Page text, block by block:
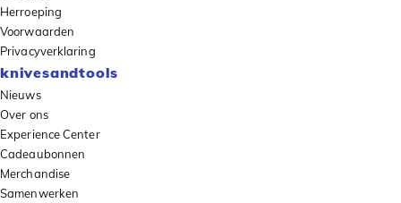
Herroeping
Voorwaarden
Privacyverklaring
knivesandtools
Nieuws
Over ons
Experience Center
Cadeaubonnen
Merchandise
Samenwerken